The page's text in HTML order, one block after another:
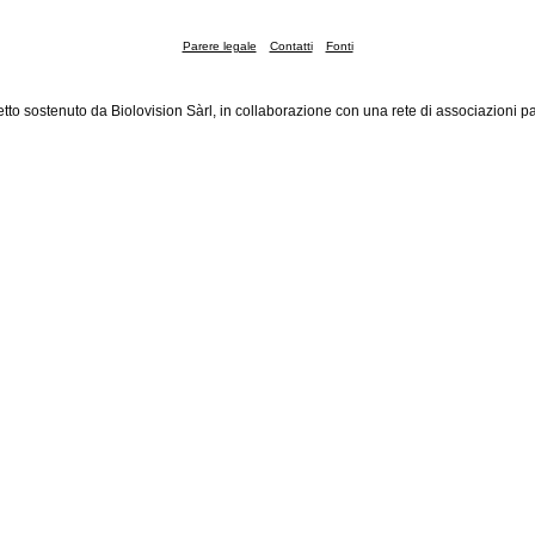
Parere legale Contatti Fonti
sostenuto da Biolovision Sàrl, in collaborazione con una rete di associazioni